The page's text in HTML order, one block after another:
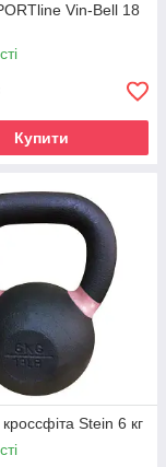
Vin-Bell 18
Купити
Stein 6 кг